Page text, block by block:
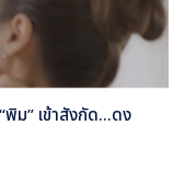
ม” เข้าสังกัด...ดง